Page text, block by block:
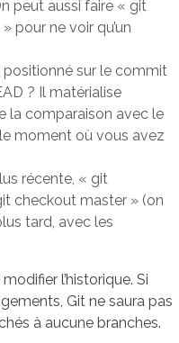
peut aussi faire « git
pour ne voir qu’un
positionné sur le commit
? Il matérialise
la comparaison avec le
moment où vous avez
récente, « git
checkout master » (on
tard, avec les
l’historique. Si
Git ne saura pas
à aucune branches.